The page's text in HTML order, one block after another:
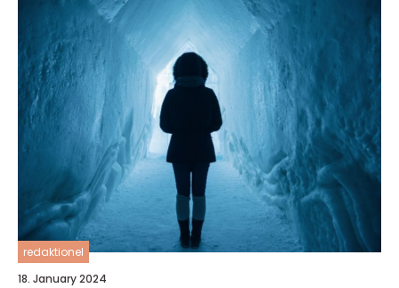
redaktionel
18. January 2024